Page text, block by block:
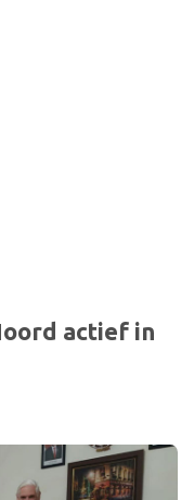
actief in